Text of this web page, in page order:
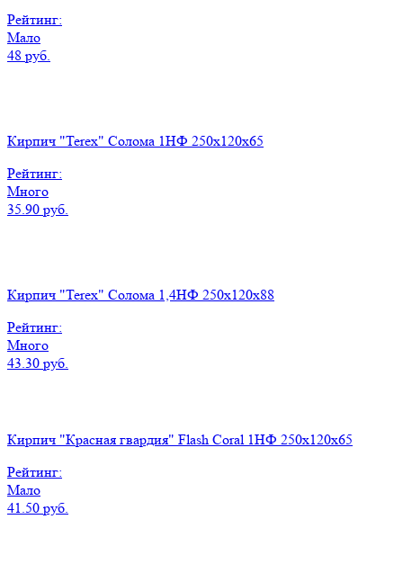
Рейтинг:
Мало
48 руб.
Кирпич "Terex" Солома 1НФ 250х120х65
Рейтинг:
Много
35.90 руб.
Кирпич "Terex" Солома 1,4НФ 250х120х88
Рейтинг:
Много
43.30 руб.
Кирпич "Красная гвардия" Flash Coral 1НФ 250x120x65
Рейтинг:
Мало
41.50 руб.